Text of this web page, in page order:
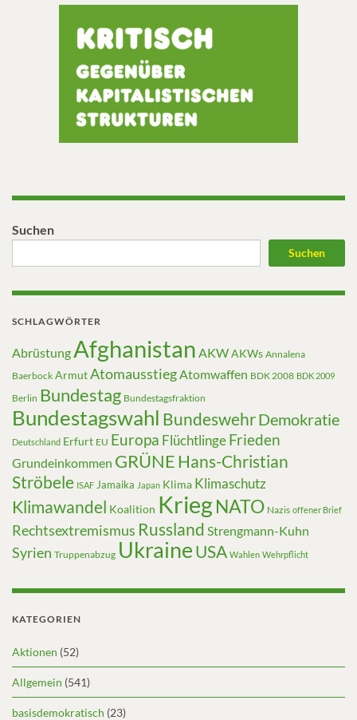
Suchen
Suchen
SCHLAGWÖRTER
Abrüstung Afghanistan AKWAKWs Annalena
Baerbock ArmutAtomausstiegAtomwaffen BDK 2008 BDK 2009
Berlin Bundestag Bundestagsfraktion
Bundestagswahl BundeswehrDemokratie
Deutschland Erfurt EU Europa FlüchtlingeFrieden
Grundeinkommen GRÜNE Hans-Christian
Ströbele ISAF Jamaika Japan Klima Klimaschutz
Klimawandel Koalition KriegNATO Nazis offener Brief
Rechtsextremismus Russland Strengmann-Kuhn
Syrien Truppenabzug UkraineUSA Wahlen Wehrpflicht
KATEGORIEN
Aktionen (52)
Allgemein (541)
basisdemokratisch (23)